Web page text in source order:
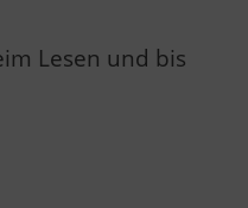
Lesen und bis